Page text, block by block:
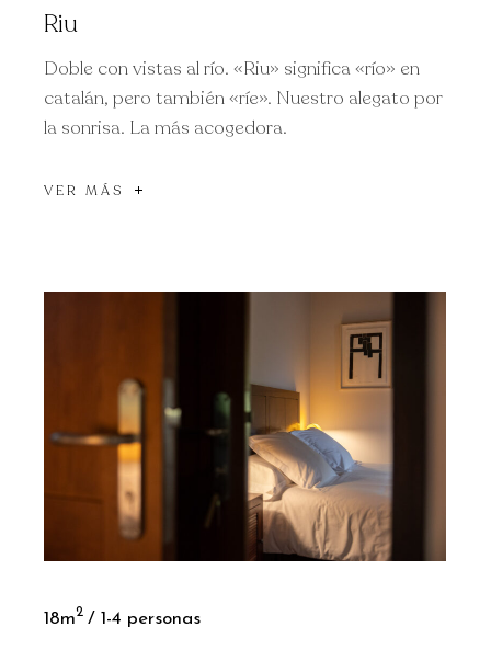
Riu
Doble con vistas al río. «Riu» significa «río» en
catalán, pero también «ríe». Nuestro alegato por
la sonrisa. La más acogedora.
VER MÁS
18m2 1-4 personas